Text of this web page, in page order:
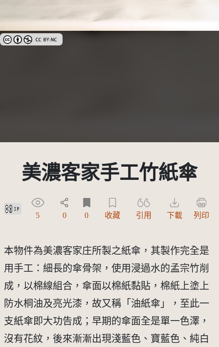
創用CC姓名標示-非商業性 3.0 台灣及其後版本(CC BY-NC 3.0 TW +)
美濃客家手工竹紙傘
創用CC姓名標示 3.0 台灣及其後版本(CC BY 3.0 TW +)
5 0 0 收藏 引用 下載 列印
本物件為美濃客家庄所製之紙傘，其製作完全是
用手工：細長的傘骨架，使用浸過水的孟宗竹削
成，以棉線組合，傘面以棉紙黏貼，棉紙上塗上
防水桐油及亮光漆，故又稱「油紙傘」，至此一
支紙傘即大功告成；早期的傘面全是單一色澤，
沒有花紋，後來漸漸出現淺藍色、寶藍色、純白